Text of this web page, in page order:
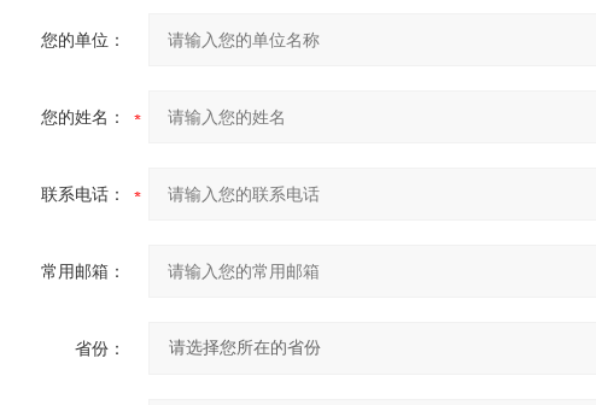
您的单位：
您的姓名：
联系电话：
常用邮箱：
省份：